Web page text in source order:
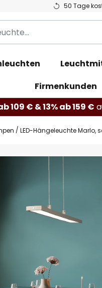
50 Tage
Firmenkunden
109 € & 13% ab 159 €
LED-Hängeleuchte Marlo,